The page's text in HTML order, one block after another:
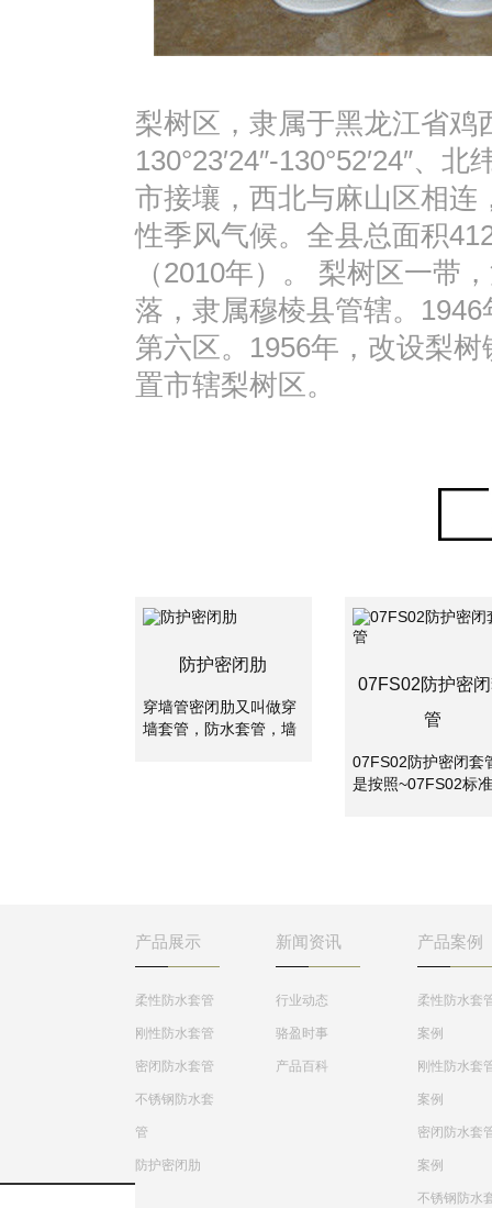
梨树区，隶属于黑龙江省鸡
130°23′24″-130°52′24″、北
市接壤，西北与麻山区相连
性季风气候。全县总面积
（2010年）。 梨树区一带
落，隶属穆棱县管辖。
第六区。1956年，改设梨
置市辖梨树区。
防护密闭肋
穿墙管密闭肋又叫做穿
墙套管，防水套管，墙
07FS02防护密
管
07FS02防护密闭套
是按照~07FS02标
产品展示
柔性防水套管
刚性防水套管
密闭防水套管
不锈钢防水套
管
防护密闭肋
新闻资讯
行业动态
骆盈时事
产品百科
产品案例
柔性防水套
案例
刚性防水套
案例
密闭防水套
案例
不锈钢防水